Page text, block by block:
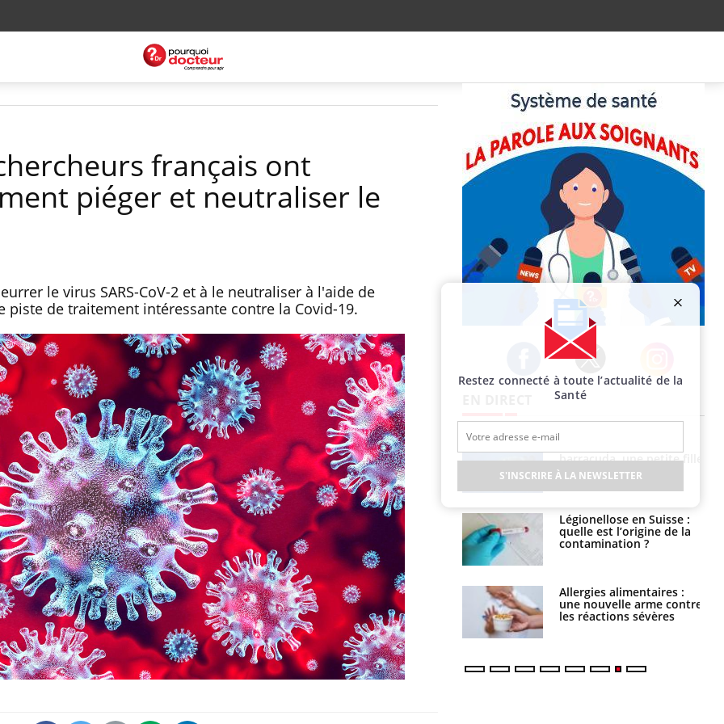
français ont
piéger et neutraliser le
le virus SARS-CoV-2 et à le neutraliser à l'aide de
piste de traitement intéressante contre la Covid-19.
Facebook Twitter Instagram
Grossesse et chaleur : ce
que dit la science
Le smartphone nuit-il à
l'apprentissage de la
lecture ?
Mordue par une tique en
vacances, elle reste dans
le coma pendant 42 jours
Mordue par un
barracuda, une petite fille
secourue grâce à un
réflexe essentiel
Légionellose en Suisse :
quelle est l’origine de la
contamination ?
Allergies alimentaires :
une nouvelle arme contre
les réactions sévères
sommeil des enfants en
vacances ?
Bilan prévention : ce que
les kinés pourront
bientôt faire
TDAH : quel est ce
traitement autorisé aux
États-Unis ?
Restez connecté à toute l’actualité de la
Santé
S'INSCRIRE À LA NEWSLETTER